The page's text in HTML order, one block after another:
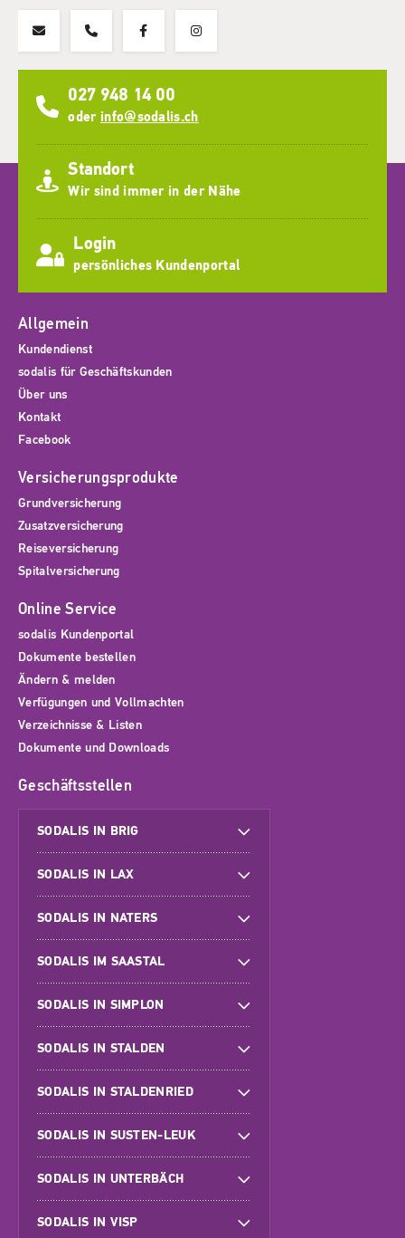
027 948 14 00
oder info@sodalis.ch
Standort
Wir sind immer in der Nähe
Login
persönliches Kundenportal
Allgemein
Kundendienst
sodalis für Geschäftskunden
Über uns
Kontakt
Facebook
Versicherungsprodukte
Grundversicherung
Zusatzversicherung
Reiseversicherung
Spitalversicherung
Online Service
sodalis Kundenportal
Dokumente bestellen
Ändern & melden
Verfügungen und Vollmachten
Verzeichnisse & Listen
Dokumente und Downloads
Geschäftsstellen
SODALIS IN BRIG
SODALIS IN LAX
SODALIS IN NATERS
SODALIS IM SAASTAL
SODALIS IN SIMPLON
SODALIS IN STALDEN
SODALIS IN STALDENRIED
SODALIS IN SUSTEN-LEUK
SODALIS IN UNTERBÄCH
SODALIS IN VISP